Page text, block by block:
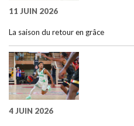
11 JUIN 2026
La saison du retour en grâce
4 JUIN 2026